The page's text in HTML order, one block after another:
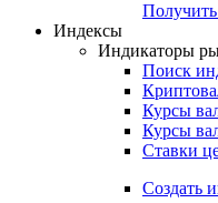
Откройте
Получить
Индикаторы
Поиск
Курсы